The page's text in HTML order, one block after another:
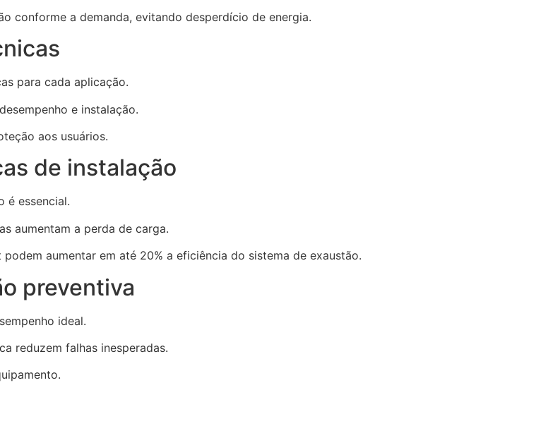
conforme a demanda, evitando desperdício de energia.
para cada aplicação.
e instalação.
aos usuários.
de instalação
é essencial.
aumentam a perda de carga.
aumentar em até 20% a eficiência do sistema de exaustão.
preventiva
ideal.
reduzem falhas inesperadas.